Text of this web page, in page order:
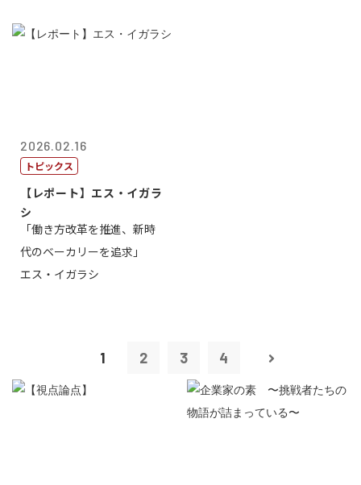
2026.02.16
トピックス
【レポート】エス・イガラ
シ
「働き方改革を推進、新時
代のベーカリーを追求」
エス・イガラシ
1 2 3 4